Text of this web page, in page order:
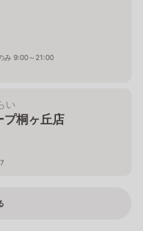
み 9:00～21:00
い
プ桐ヶ丘店